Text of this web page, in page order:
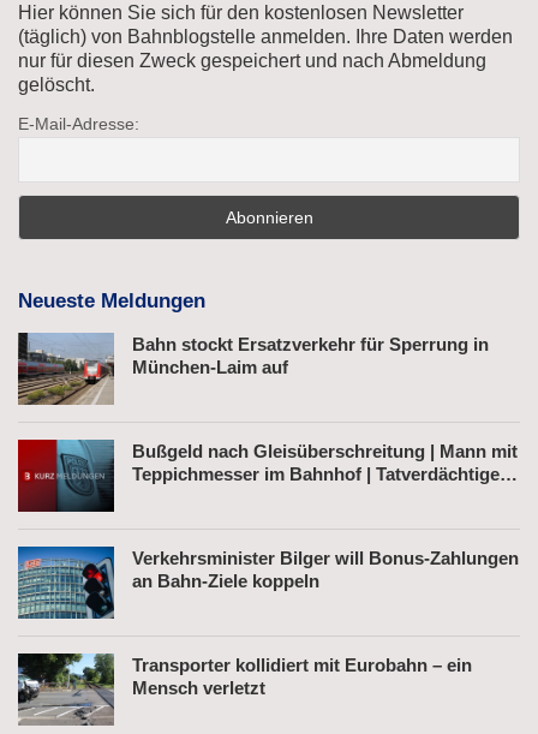
Hier können Sie sich für den kostenlosen Newsletter
(täglich) von Bahnblogstelle anmelden. Ihre Daten werden
nur für diesen Zweck gespeichert und nach Abmeldung
gelöscht.
E-Mail-Adresse:
Neueste Meldungen
Bahn stockt Ersatzverkehr für Sperrung in
München-Laim auf
Bußgeld nach Gleisüberschreitung | Mann mit
Teppichmesser im Bahnhof | Tatverdächtiger
Verkehrsminister Bilger will Bonus-Zahlungen
an Bahn-Ziele koppeln
Transporter kollidiert mit Eurobahn – ein
Mensch verletzt